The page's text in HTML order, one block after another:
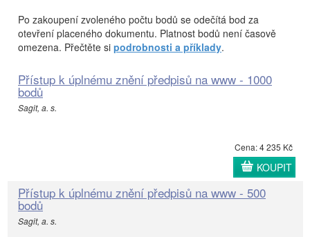
Po zakoupení zvoleného počtu bodů se odečítá bod za
otevření placeného dokumentu. Platnost bodů není časově
omezena. Přečtěte si podrobnosti a příklady.
Přístup k úplnému znění předpisů na www - 1000
bodů
Sagit, a. s.
Cena: 4 235 Kč
KOUPIT
Přístup k úplnému znění předpisů na www - 500
bodů
Sagit, a. s.